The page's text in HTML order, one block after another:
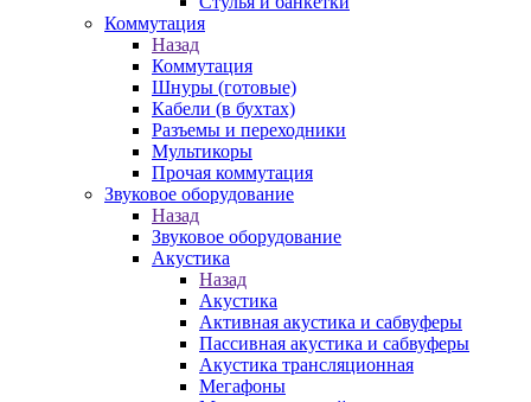
Коммутация
Назад
Коммутация
Шнуры (готовые)
Кабели (в бухтах)
Разъемы и переходники
Мультикоры
Прочая коммутация
Звуковое оборудование
Назад
Звуковое оборудование
Акустика
Назад
Акустика
Активная акустика и сабвуферы
Пассивная акустика и сабвуферы
Акустика трансляционная
Мегафоны